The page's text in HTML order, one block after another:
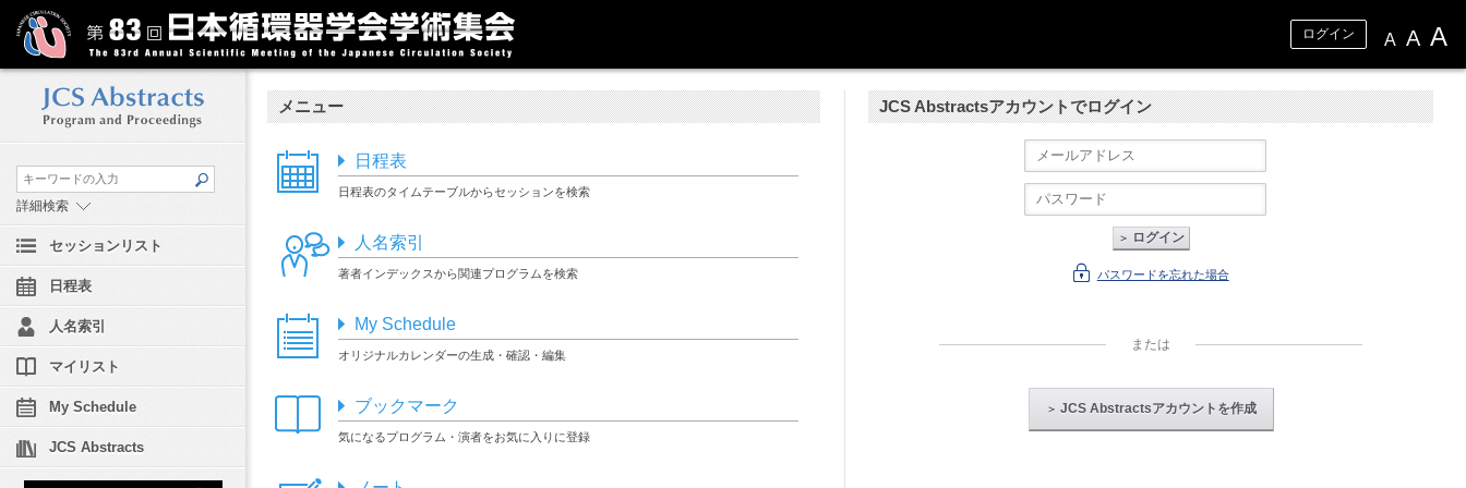
A A A
ログイン
メニュー
日程表
日程表のタイムテーブルからセッションを検索
人名索引
著者インデックスから関連プログラムを検索
My Schedule
オリジナルカレンダーの生成・確認・編集
ブックマーク
気になるプログラム・演者をお気に入りに登録
JCS Abstractsアカウントでログイン
＞ ログイン
パスワードを忘れた場合
または
＞ JCS Abstractsアカウントを作成
詳細検索
セッションリスト
日程表
人名索引
マイリスト
My Schedule
JCS Abstracts